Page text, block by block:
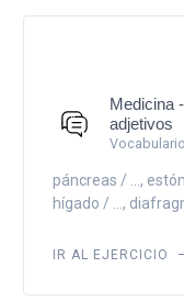
Medicina
adjetivos
Vocabulario
páncreas / ...,
hígado / ...,
IR AL EJERCICIO